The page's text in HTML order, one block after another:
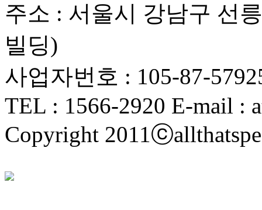
주소 : 서울시 강남구 선
빌딩)
사업자번호 : 105-87-
TEL : 1566-2920 E-mail :
Copyright